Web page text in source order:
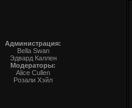
Администрация:
Bella Swan
Эдвард Каллен
Модераторы:
Alice Cullen
Розали Хэйл